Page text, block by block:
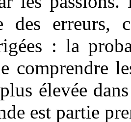
des erreurs,
: la
comprendre
élevée
est partie